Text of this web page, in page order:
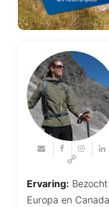
Ervaring:
Europa en